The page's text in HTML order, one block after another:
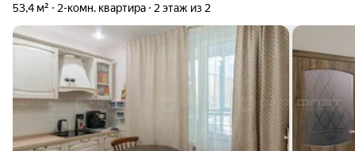
53,4 м² 2-комн. квартира 2 этаж из 2